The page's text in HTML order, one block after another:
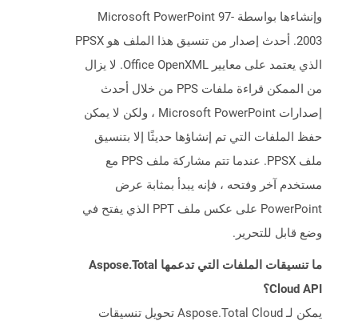
وإنشاءها بواسطة Microsoft PowerPoint 97-
2003. أحدث إصدار من تنسيق هذا الملف هو PPSX
الذي يعتمد على معايير Office OpenXML. لا يزال
من الممكن قراءة ملفات PPS من خلال أحدث
إصدارات Microsoft PowerPoint ، ولكن لا يمكن
حفظ الملفات التي تم إنشاؤها حديثًا إلا بتنسيق
ملف PPSX. عندما تتم مشاركة ملف PPS مع
مستخدم آخر وفتحه ، فإنه يبدأ بمثابة عرض
PowerPoint على عكس ملف PPT الذي يفتح في
وضع قابل للتحرير.
ما تنسيقات الملفات التي تدعمها Aspose.Total
Cloud API؟
يمكن لـ Aspose.Total Cloud تحويل تنسيقات